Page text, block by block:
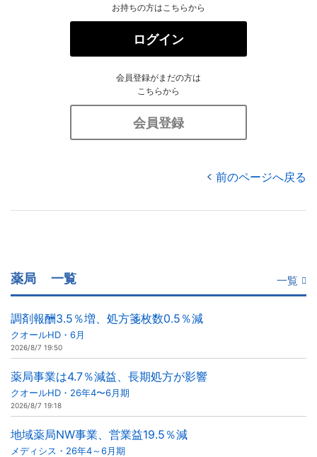
お持ちの方はこちらから
ログイン
会員登録がまだの方は
こちらから
会員登録
前のページへ戻る
薬局 一覧 一覧
調剤報酬3.5％増、処方箋枚数0.5％減
クオールHD・6月
2026/8/7 19:50
薬局事業は4.7％減益、長期処方が影響
クオールHD・26年4〜6月期
2026/8/7 19:18
地域薬局NW事業、営業益19.5％減
メディシス・26年4～6月期